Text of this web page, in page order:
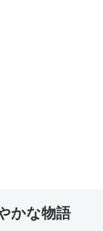
かな物語